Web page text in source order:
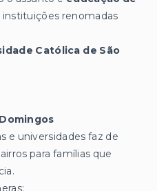
instituições renomadas
Católica de São
e universidades faz de
para famílias que